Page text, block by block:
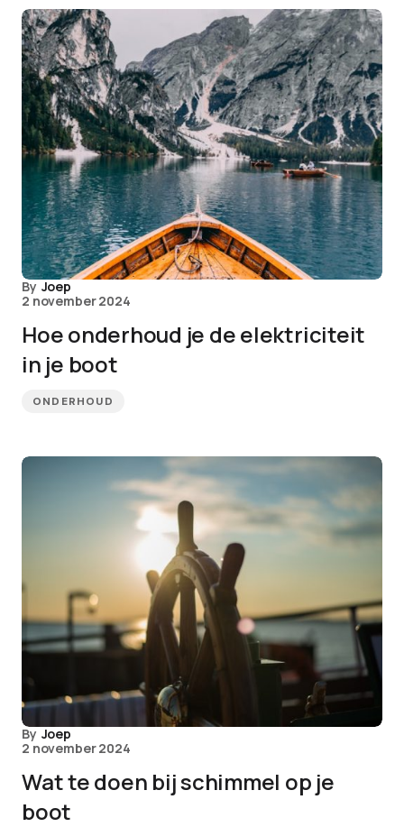
By Joep
2 november 2024
Hoe onderhoud je de elektriciteit
in je boot
ONDERHOUD
By Joep
2 november 2024
Wat te doen bij schimmel op je
boot